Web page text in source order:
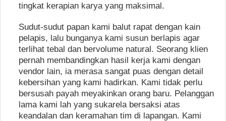
tingkat kerapian karya yang maksimal.
Sudut-sudut papan kami balut rapat dengan kain
pelapis, lalu bunganya kami susun berlapis agar
terlihat tebal dan bervolume natural. Seorang klien
pernah membandingkan hasil kerja kami dengan
vendor lain, ia merasa sangat puas dengan detail
kebersihan yang kami hadirkan. Kami tidak perlu
bersusah payah meyakinkan orang baru. Pelanggan
lama kami lah yang sukarela bersaksi atas
keandalan dan keramahan tim di lapangan. Kami